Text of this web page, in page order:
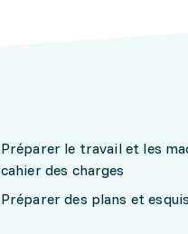
Préparer le travail et les
cahier des charges
Préparer des plans et